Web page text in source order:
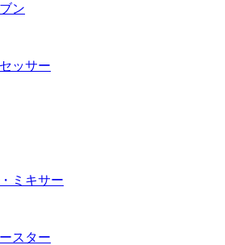
ン
ッサー
ミキサー
スター